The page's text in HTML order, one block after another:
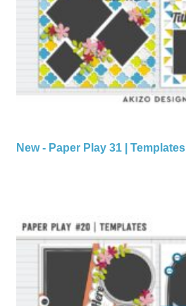
New - Paper Play 31 | Templates